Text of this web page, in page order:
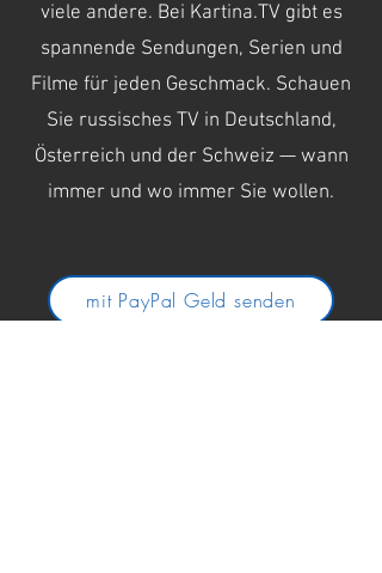
viele andere. Bei Kartina.TV gibt es
spannende Sendungen, Serien und
Filme für jeden Geschmack. Schauen
Sie russisches TV in Deutschland,
Österreich und der Schweiz — wann
immer und wo immer Sie wollen.
mit PayPal Geld senden